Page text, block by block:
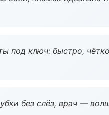
под ключ: быстро,
без слёз, врач —